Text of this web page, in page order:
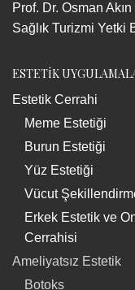
Prof. Dr. Osman
Sağlık Turizmi Yetki
ESTETİK
Estetik Cerrahi
Meme Estetiği
Burun Estetiği
Yüz Estetiği
Vücut
Erkek Estetik ve
Cerrahisi
Ameliyatsız Estetik
Botoks